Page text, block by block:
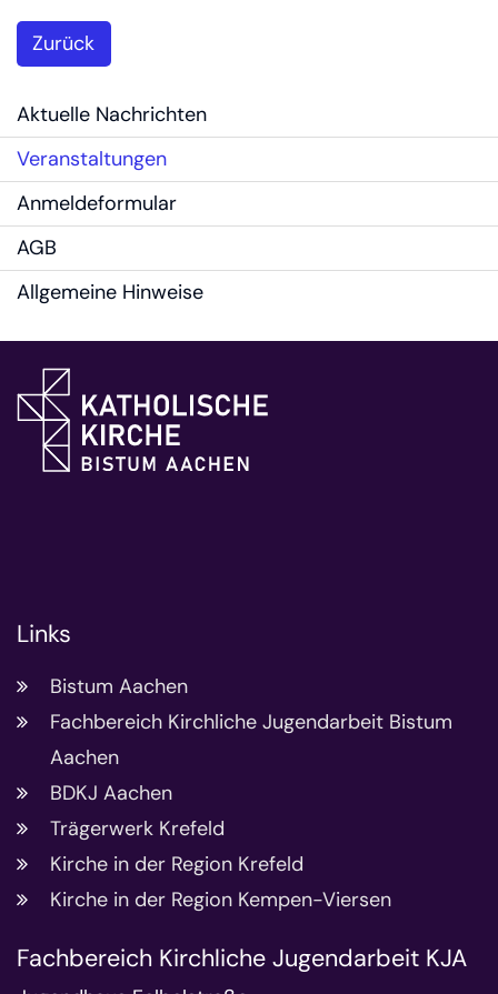
Zurück
Aktuelle Nachrichten
Veranstaltungen
Anmeldeformular
AGB
Allgemeine Hinweise
Links
Bistum Aachen
Fachbereich Kirchliche Jugendarbeit Bistum
Aachen
BDKJ Aachen
Trägerwerk Krefeld
Kirche in der Region Krefeld
Kirche in der Region Kempen-Viersen
Fachbereich Kirchliche Jugendarbeit KJA